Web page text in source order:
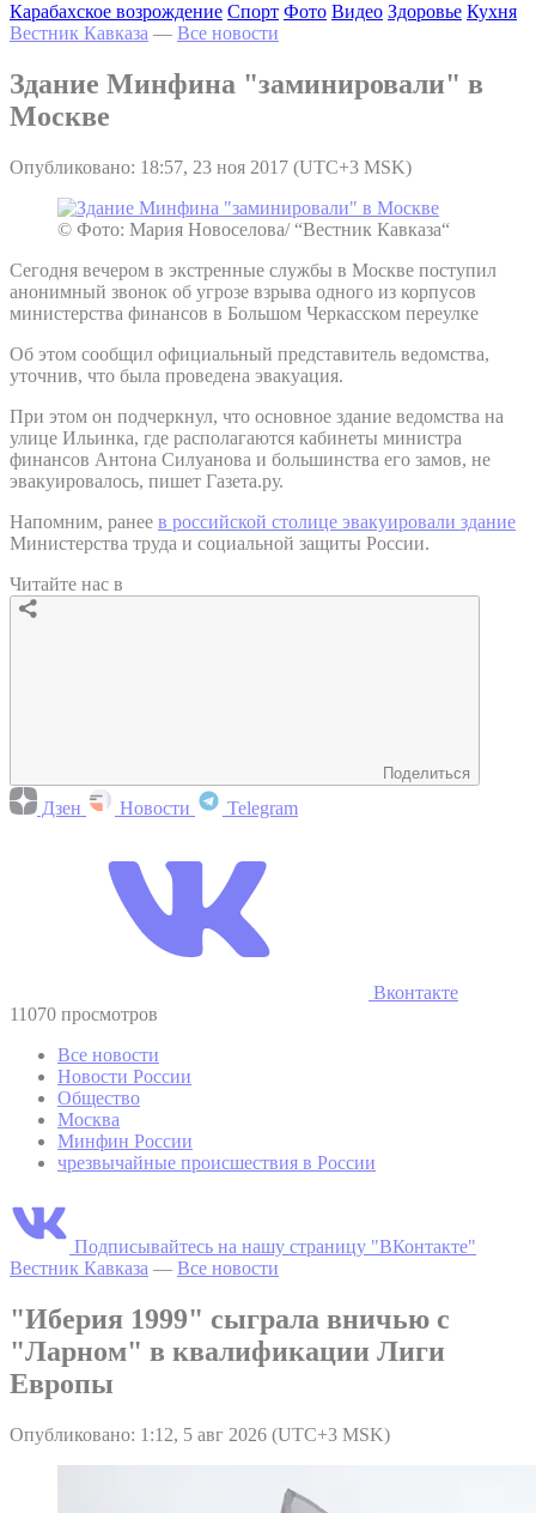
Карабахское возрождение Спорт Фото Видео Здоровье Кухня
Вестник Кавказа — Все новости
Здание Минфина "заминировали" в
Москве
Опубликовано: 18:57, 23 ноя 2017 (UTC+3 MSK)
© Фото: Мария Новоселова/ “Вестник Кавказа“
Сегодня вечером в экстренные службы в Москве поступил
анонимный звонок об угрозе взрыва одного из корпусов
министерства финансов в Большом Черкасском переулке
Об этом сообщил официальный представитель ведомства,
уточнив, что была проведена эвакуация.
При этом он подчеркнул, что основное здание ведомства на
улице Ильинка, где располагаются кабинеты министра
финансов Антона Силуанова и большинства его замов, не
эвакуировалось, пишет Газета.ру.
Напомним, ранее в российской столице эвакуировали здание
Министерства труда и социальной защиты России.
Читайте нас в
Поделиться
Дзен Новости Telegram
Вконтакте
11070 просмотров
Все новости
Новости России
Общество
Москва
Минфин России
чрезвычайные происшествия в России
Подписывайтесь на нашу страницу "ВКонтакте"
Вестник Кавказа — Все новости
"Иберия 1999" сыграла вничью с
"Ларном" в квалификации Лиги
Европы
Опубликовано: 1:12, 5 авг 2026 (UTC+3 MSK)